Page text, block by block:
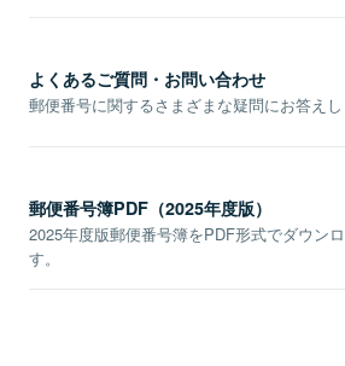
よくあるご質問・お問い合わせ
郵便番号に関するさまざまな疑問にお答えし
郵便番号簿PDF（2025年度版）
2025年度版郵便番号簿をPDF形式でダウン
す。